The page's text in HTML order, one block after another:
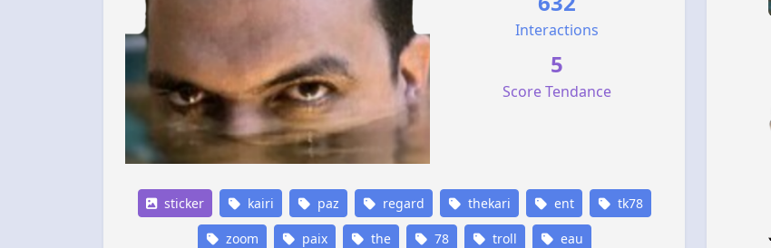
Interactions
5
Score Tendance
sticker kairi paz regard thekari ent tk78
zoom paix the 78 troll eau